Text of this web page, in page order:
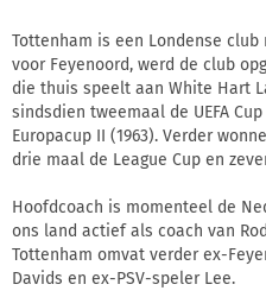
Tottenham is een Londense
voor Feyenoord, werd de club
die thuis speelt aan White Hart
sindsdien tweemaal de UEFA Cup
Europacup II (1963). Verder
drie maal de League Cup en
Hoofdcoach is momenteel de
ons land actief als coach van
Tottenham omvat verder ex-
Davids en ex-PSV-speler Lee.